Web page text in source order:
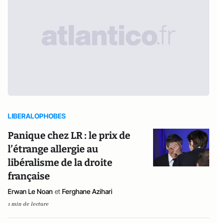
LIBERALOPHOBES
Panique chez LR : le prix de
l’étrange allergie au
libéralisme de la droite
française
Erwan Le Noan et Ferghane Azihari
1 min de lecture